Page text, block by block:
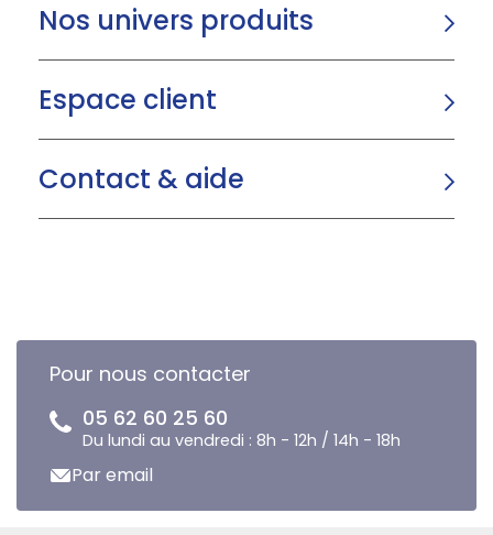
Nos univers produits
Espace client
Contact & aide
Pour nous contacter
05 62 60 25 60
Du lundi au vendredi : 8h - 12h / 14h - 18h
Par email